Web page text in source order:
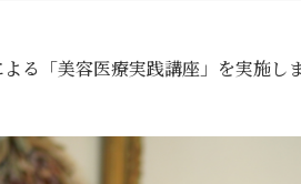
る「美容医療実践講座」を実施し